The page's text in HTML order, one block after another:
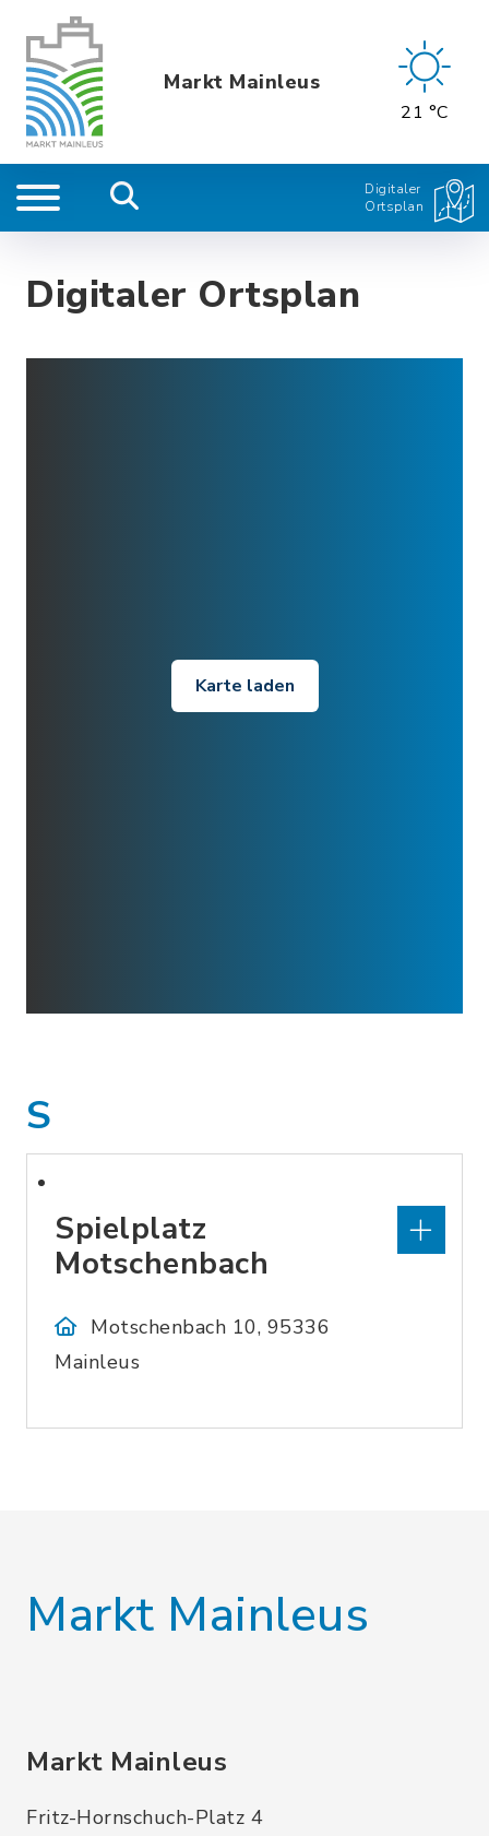
Markt Mainleus
21 °C
Digitaler
Ortsplan
Digitaler Ortsplan
Karte laden
S
Spielplatz
Motschenbach
Motschenbach 10, 95336
Mainleus
Markt Mainleus
Markt Mainleus
Fritz-Hornschuch-Platz 4